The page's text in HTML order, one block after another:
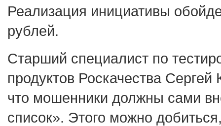
Реализация инициативы
рублей.
Старший специалист по
продуктов Роскачества Сергей
что мошенники должны сами
список». Этого можно